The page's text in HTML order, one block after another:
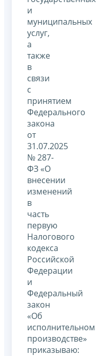
и
муниципальных
услуг,
а
также
в
связи
с
принятием
Федерального
закона
от
31.07.2025
№ 287-
ФЗ «О
внесении
изменений
в
часть
первую
Налогового
кодекса
Российской
Федерации
и
Федеральный
закон
«Об
исполнительном
производстве»
приказываю: